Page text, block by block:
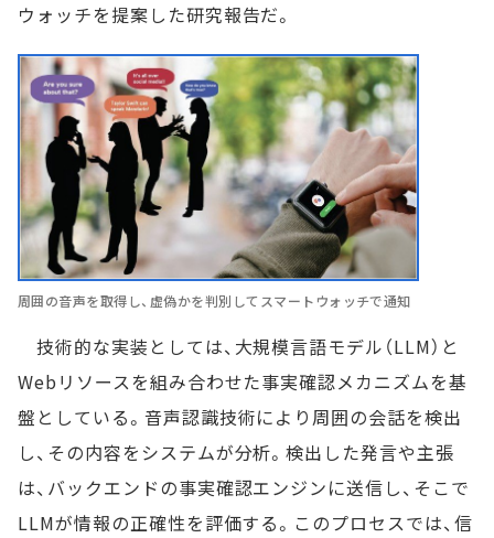
ウォッチを提案した研究報告だ。
周囲の音声を取得し、虚偽かを判別してスマートウォッチで通知
技術的な実装としては、大規模言語モデル（LLM）と
Webリソースを組み合わせた事実確認メカニズムを基
盤としている。音声認識技術により周囲の会話を検出
し、その内容をシステムが分析。検出した発言や主張
は、バックエンドの事実確認エンジンに送信し、そこで
LLMが情報の正確性を評価する。このプロセスでは、信